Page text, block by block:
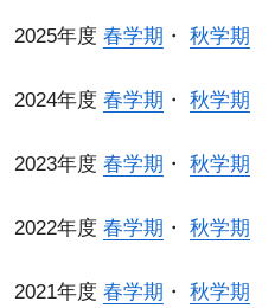
2025年度 春学期 ・ 秋学期
2024年度 春学期 ・ 秋学期
2023年度 春学期 ・ 秋学期
2022年度 春学期 ・ 秋学期
2021年度 春学期 ・ 秋学期